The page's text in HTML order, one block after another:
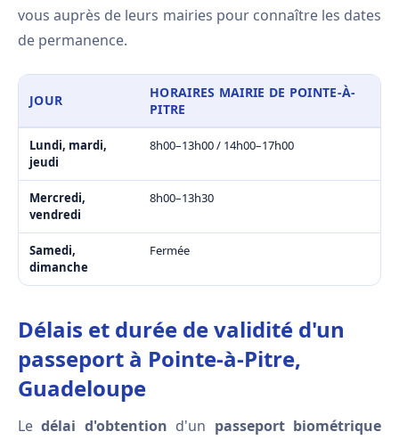
vous auprès de leurs mairies pour connaître les dates
de permanence.
JOUR
HORAIRES MAIRIE DE POINTE-À-
PITRE
Lundi, mardi,
jeudi
8h00–13h00 / 14h00–17h00
Mercredi,
vendredi
8h00–13h30
Samedi,
dimanche
Fermée
Délais et durée de validité d'un
passeport à Pointe-à-Pitre,
Guadeloupe
Ledélai d'obtention d'un passeport biométrique